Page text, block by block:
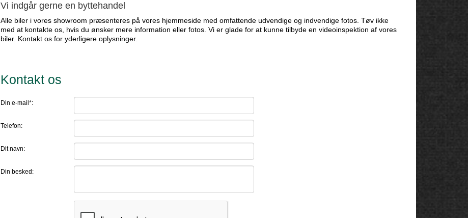
Vi indgår gerne en byttehandel
Alle biler i vores showroom præsenteres på vores hjemmeside med omfattende udvendige og indvendige fotos. Tøv ikke
med at kontakte os, hvis du ønsker mere information eller fotos. Vi er glade for at kunne tilbyde en videoinspektion af vores
biler. Kontakt os for yderligere oplysninger.
Kontakt os
Din e-mail*:
Telefon:
Dit navn:
Din besked: